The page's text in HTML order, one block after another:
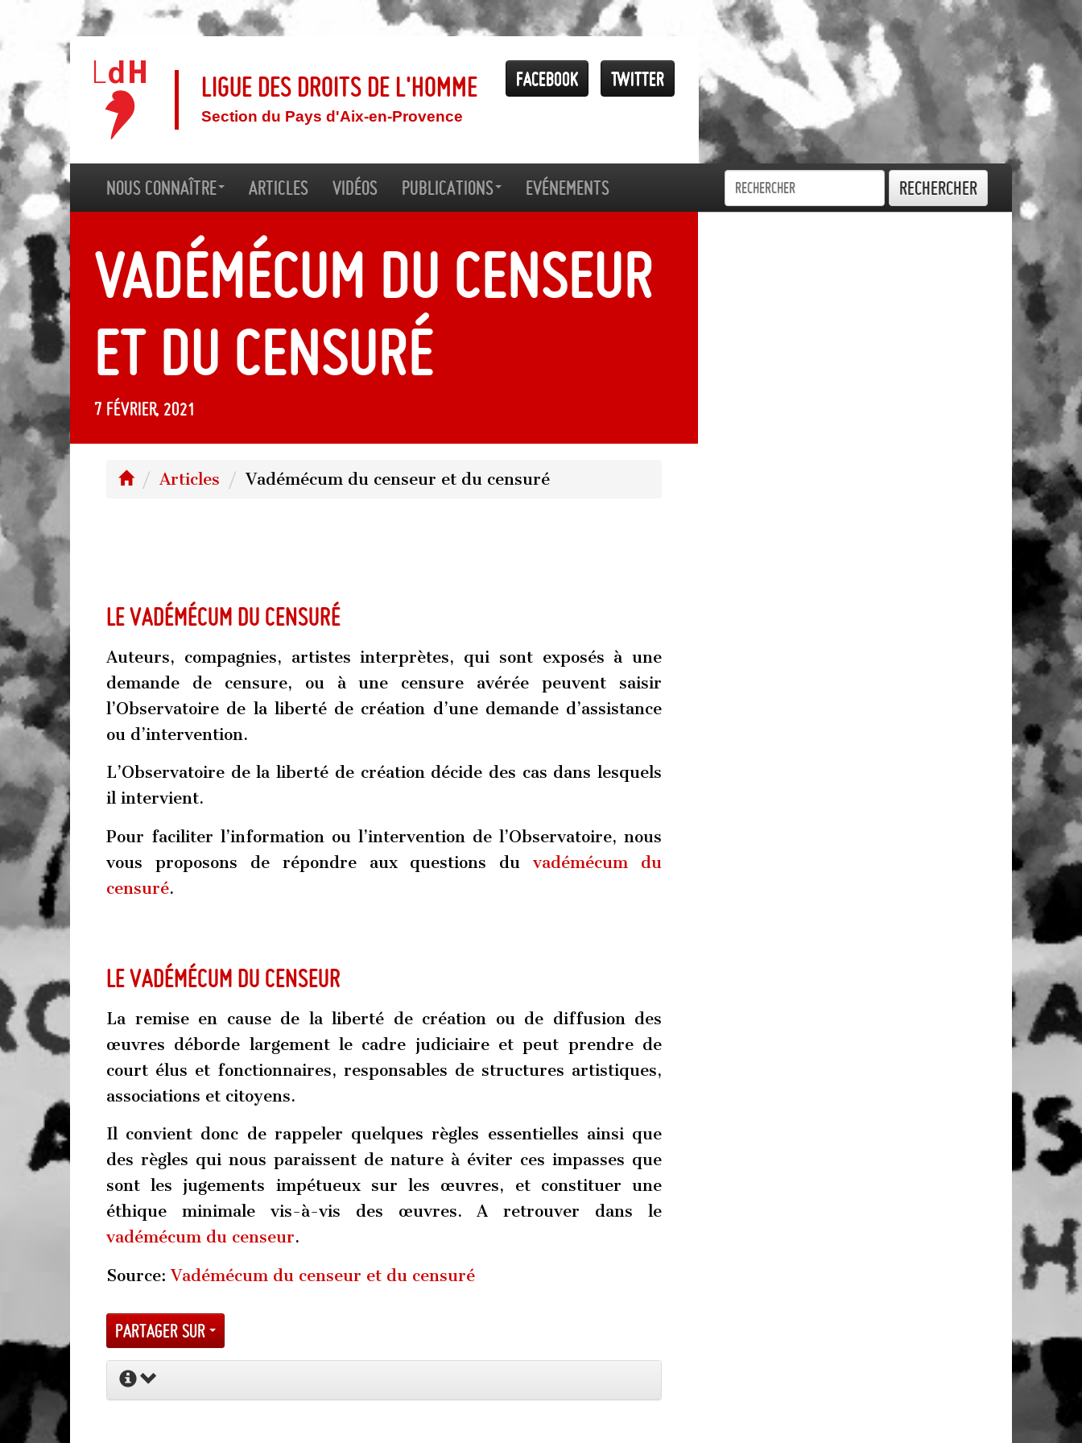
Twitter
Facebook
Ligue des droits de l'Homme
Section du Pays d'Aix-en-Provence
Nous connaître Articles Vidéos Publications Evénements Rechercher
Vadémécum du censeur
et du censuré
7 février, 2021
Articles Vadémécum du censeur et du censuré
Le vadémécum du censuré
Auteurs, compagnies, artistes interprètes, qui sont exposés à une
demande de censure, ou à une censure avérée peuvent saisir
l’Observatoire de la liberté de création d’une demande d’assistance
ou d’intervention.
L’Observatoire de la liberté de création décide des cas dans lesquels
il intervient.
Pour faciliter l’information ou l’intervention de l’Observatoire, nous
vous proposons de répondre aux questions duvadémécum du
censuré.
Le vadémécum du censeur
La remise en cause de la liberté de création ou de diffusion des
œuvres déborde largement le cadre judiciaire et peut prendre de
court élus et fonctionnaires, responsables de structures artistiques,
associations et citoyens.
Il convient donc de rappeler quelques règles essentielles ainsi que
des règles qui nous paraissent de nature à éviter ces impasses que
sont les jugements impétueux sur les œuvres, et constituer une
éthique minimale vis-à-vis des œuvres. A retrouver dans le
vadémécum du censeur.
Source:Vadémécum du censeur et du censuré
Partager sur